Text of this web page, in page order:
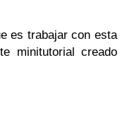
es trabajar con esta
minitutorial creado